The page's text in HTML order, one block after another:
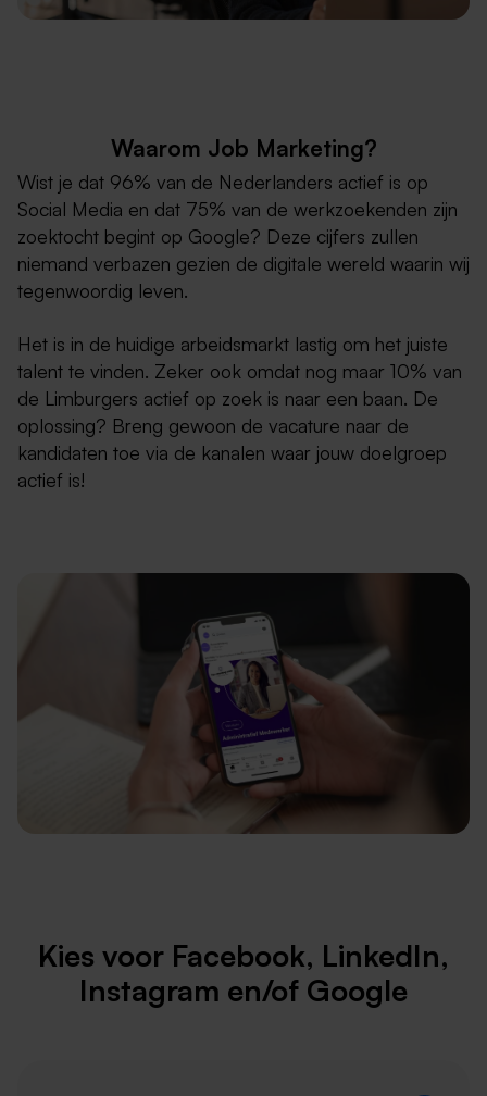
Waarom Job Marketing?
Wist je dat 96% van de Nederlanders actief is op
Social Media en dat 75% van de werkzoekenden zijn
zoektocht begint op Google? Deze cijfers zullen
niemand verbazen gezien de digitale wereld waarin wij
tegenwoordig leven.
Het is in de huidige arbeidsmarkt lastig om het juiste
talent te vinden. Zeker ook omdat nog maar 10% van
de Limburgers actief op zoek is naar een baan. De
oplossing? Breng gewoon de vacature naar de
kandidaten toe via de kanalen waar jouw doelgroep
actief is!
Kies voor Facebook, LinkedIn,
Instagram en/of Google